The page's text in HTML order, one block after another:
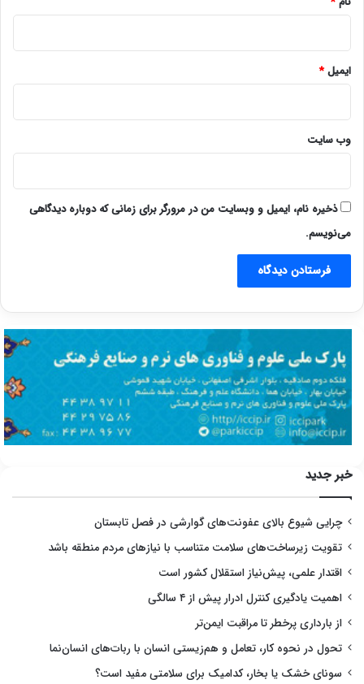
ایمیل*
وب‌ سایت
ذخیره نام، ایمیل و وبسایت من در مرورگر برای زمانی که دوباره دیدگاهی
می‌نویسم.
خبر جدید
چرایی شیوع بالای عفونت‌های گوارشی در فصل تابستان
تقویت زیرساخت‌های سلامت متناسب با نیازهای مردم منطقه باشد
اقتدار علمی، پیش‌نیاز استقلال کشور است
اهمیت یادگیری کنترل ادرار پیش از ۴ سالگی
از بارداری پرخطر تا مراقبت ایمن‌تر
تحول در نحوه کار، تعامل و هم‌زیستی انسان با ربات‌های انسان‌نما
سونای خشک یا بخار، کدامیک برای سلامتی مفید است؟